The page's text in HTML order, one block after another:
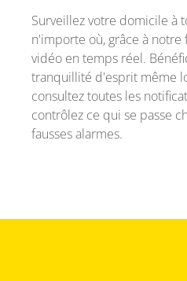
Surveillez votre domicile à
n'importe où, grâce à
vidéo en temps réel.
tranquillité d'esprit même
consultez toutes les
contrôlez ce qui se passe
fausses alarmes.